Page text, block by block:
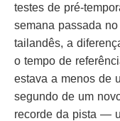
testes de pré-
semana passada
tailandês, a
o tempo de
estava a menos de
segundo de um
recorde da pista —